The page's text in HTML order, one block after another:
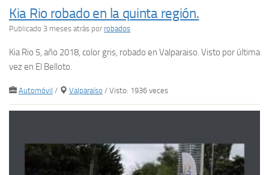
Kia Rio robado en la quinta región.
Publicado 3 meses atrás por robados
Kia Rio 5, año 2018, color gris, robado en Valparaiso. Visto por última
vez en El Belloto.
Automóvil / Valparaíso / Visto: 1936 veces